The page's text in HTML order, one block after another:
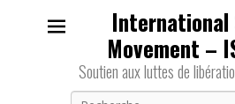
Movement –
Soutien aux luttes de